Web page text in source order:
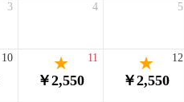
3 4 5
10
￥2,550
11
￥2,550
12